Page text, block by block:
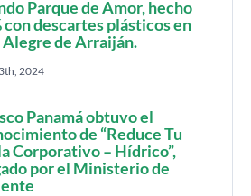
Parque de Amor, hecho
con descartes plásticos en
de Arraiján.
2024
Panamá obtuvo el
de “Reduce Tu
Corporativo – Hídrico”,
por el Ministerio de